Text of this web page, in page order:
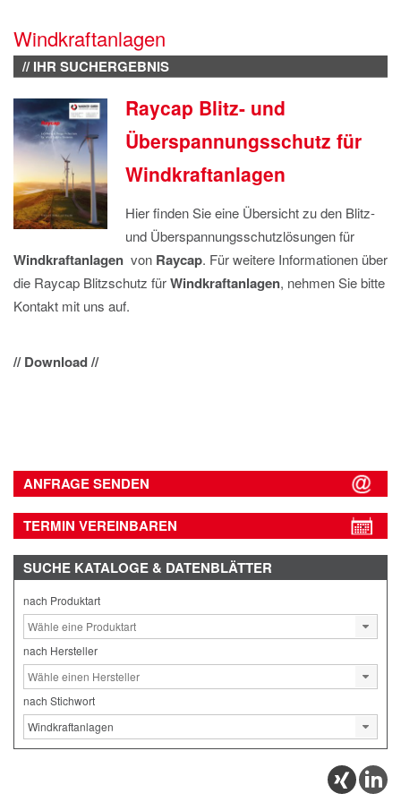
DATENSCHUTZ
Windkraftanlagen
// IHR SUCHERGEBNIS
Raycap Blitz- und
Überspannungsschutz für
Windkraftanlagen
Hier finden Sie eine Übersicht zu den Blitz-
und Überspannungsschutzlösungen für
Windkraftanlagen von Raycap. Für weitere Informationen über
die Raycap Blitzschutz fürWindkraftanlagen, nehmen Sie bitte
Kontakt mit uns auf.
// Download //
ANFRAGE SENDEN
TERMIN VEREINBAREN
SUCHE KATALOGE & DATENBLÄTTER
nach Produktart
nach Hersteller
nach Stichwort